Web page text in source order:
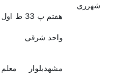
شهرری
هفتم پ 33 ط اول
واحد شرقی
مشهدبلوار معلم